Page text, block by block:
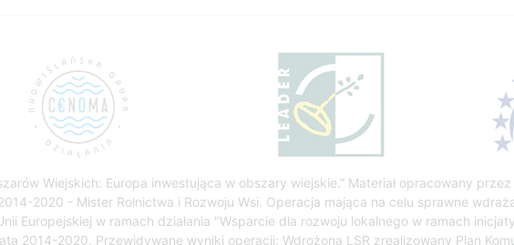
Wiejskich: Europa inwestująca w obszary wiejskie.” Materiał opracowany przez
2020 - Mister Rolnictwa i Rozwoju Wsi. Operacja mająca na celu sprawne
Europejskiej w ramach działania "Wsparcie dla rozwoju lokalnego w ramach
2014-2020. Przewidywane wyniki operacji: Wdrożona LSR zrealizowany Plan